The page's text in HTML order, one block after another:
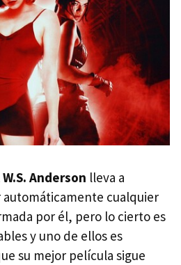
W.S. Anderson lleva a
automáticamente cualquier
por él, pero lo cierto es
y uno de ellos es
su mejor película sigue